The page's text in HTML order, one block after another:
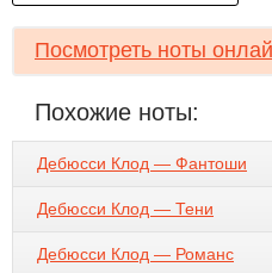
Посмотреть ноты
Похожие ноты:
Дебюсси Клод — Фантоши
Дебюсси Клод — Тени
Дебюсси Клод — Романс